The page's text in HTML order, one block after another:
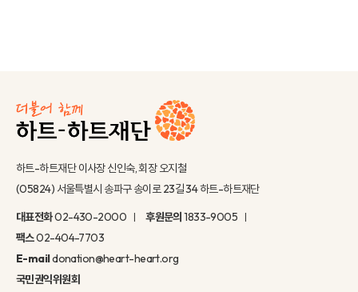
하트-하트재단 이사장 신인숙, 회장 오지철
(05824) 서울특별시 송파구 송이로 23길 34 하트-하트재단
대표전화02-430-2000 후원문의1833-9005
팩스02-404-7703
E-maildonation@heart-heart.org
국민권익위원회